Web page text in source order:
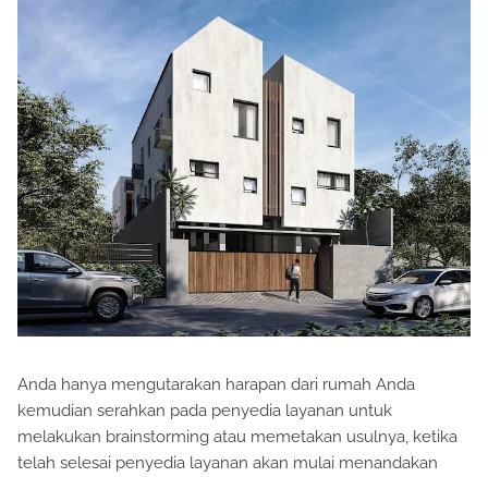
Anda hanya mengutarakan harapan dari rumah Anda
kemudian serahkan pada penyedia layanan untuk
melakukan brainstorming atau memetakan usulnya, ketika
telah selesai penyedia layanan akan mulai menandakan